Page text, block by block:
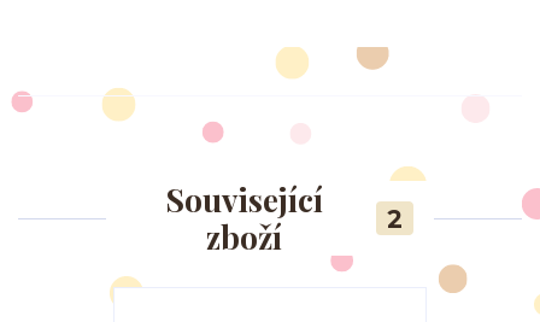
Související
zboží
2